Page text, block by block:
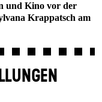
und Kino vor der
Krappatsch am